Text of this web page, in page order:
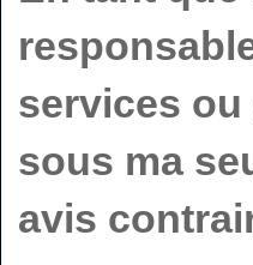
services
sous ma
avis